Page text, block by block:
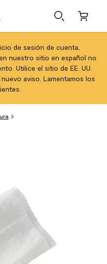
de sesión de cuenta,
nuestro sitio en español no
Utilice el sitio de EE. UU.
aviso. Lamentamos los